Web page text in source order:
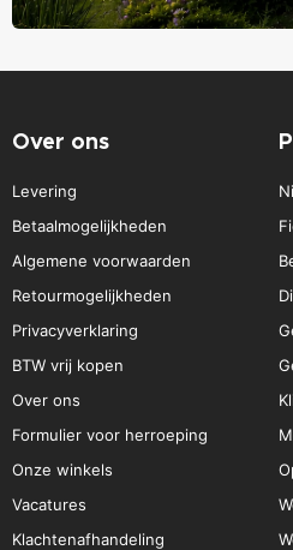
Over ons
Levering
Betaalmogelijkheden
Algemene voorwaarden
Retourmogelijkheden
Privacyverklaring
BTW vrij kopen
Over ons
Formulier voor herroeping
Onze winkels
Vacatures
Klachtenafhandeling